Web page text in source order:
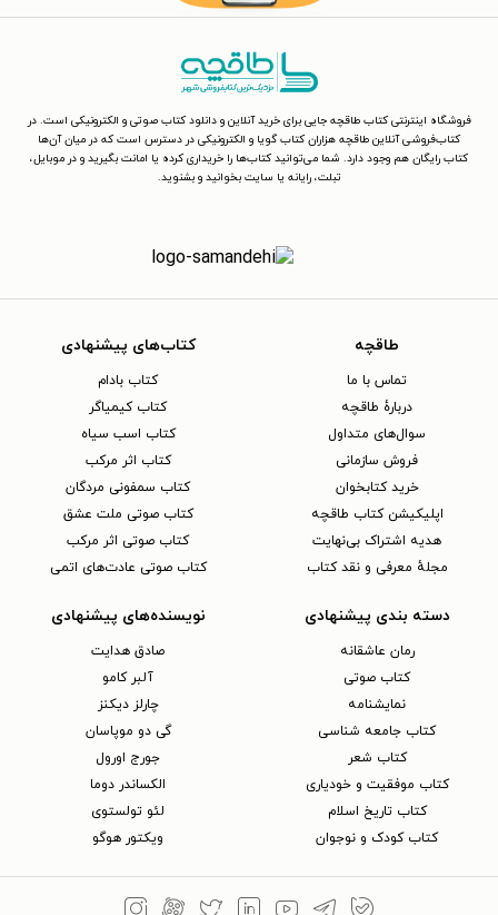
فروشگاه اینترنتی کتاب طاقچه جایی برای خرید آنلاین و دانلود کتاب صوتی و الکترونیکی است. در
کتاب‌فروشی آنلاین طاقچه هزاران کتاب گویا و الکترونیکی در دسترس است که در میان آن‌ها
کتاب رایگان هم وجود دارد. شما می‌توانید کتاب‌ها را خریداری کرده یا امانت بگیرید و در موبایل،
تبلت، رایانه یا سایت بخوانید و بشنوید.
طاقچه
تماس با ما
دربارهٔ طاقچه
سوال‌های متداول
فروش سازمانی
خرید کتابخوان
اپلیکیشن کتاب طاقچه
هدیه اشتراک بی‌نهایت
مجلهٔ معرفی و نقد کتاب
کتاب‌های پیشنهادی
کتاب بادام
کتاب کیمیاگر
کتاب اسب سیاه
کتاب اثر مرکب
کتاب سمفونی مردگان
کتاب صوتی ملت عشق
کتاب صوتی اثر مرکب
کتاب صوتی عادت‌های اتمی
دسته بندی پیشنهادی
رمان عاشقانه
کتاب‌ صوتی
نمایشنامه
کتاب جامعه شناسی
کتاب شعر
کتاب موفقیت و خودیاری
کتاب تاریخ اسلام
کتاب کودک و نوجوان
نویسنده‌های پیشنهادی
صادق هدایت
آلبر کامو
چارلز دیکنز
گی دو موپاسان
جورج اورول
الکساندر دوما
لئو تولستوی
ویکتور هوگو